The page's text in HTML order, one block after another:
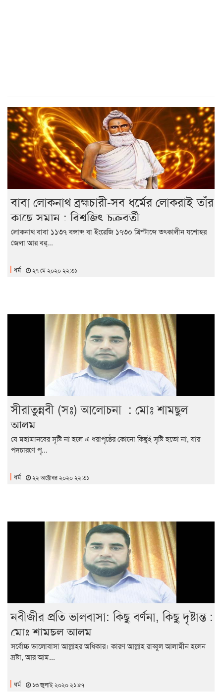
বাবা লোকনাথ ব্রহ্মচারী-সব ধর্মের লোকরাই তাঁর
কাছে সমান : বিশ্বজিৎ চক্রবর্তী
লোকনাথ বাবা ১১৩৭ বঙ্গাব্দ বা ইংরেজি ১৭৩০ খ্রিস্টাব্দে তত্কালীন যশোহর
জেলা আর বর্...
ধর্ম ২৭ মে ২০২০ ২২:৩১
সীরাতুন্নবী (সঃ) আলোচনা : মোঃ শামছুল
আলম
যে মহামানবের সৃষ্টি না হলে এ ধরাপৃষ্ঠের কোনো কিছুই সৃষ্টি হতো না, যার
পদচারণে পৃ...
ধর্ম ২২ অক্টোবর ২০২০ ২২:৩১
নবীজীর প্রতি ভালবাসা: কিছু বর্ণনা, কিছু দৃষ্টান্ত :
মোঃ শামছুল আলম
সর্বোচ্চ ভালোবাসা আল্লাহর অধিকার। কারণ আল্লাহ রাব্বুল আলামীন হলেন
স্রষ্টা, আর আম...
ধর্ম ১৩ জুলাই ২০২০ ২১:৫৭